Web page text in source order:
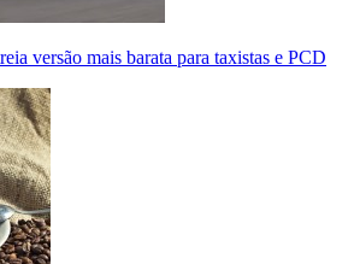
versão mais barata para taxistas e PCD